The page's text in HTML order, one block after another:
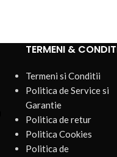
TERMENI &
Termeni si Conditii
Politica de Service si
Garantie
Politica de retur
Politica Cookies
Politica de